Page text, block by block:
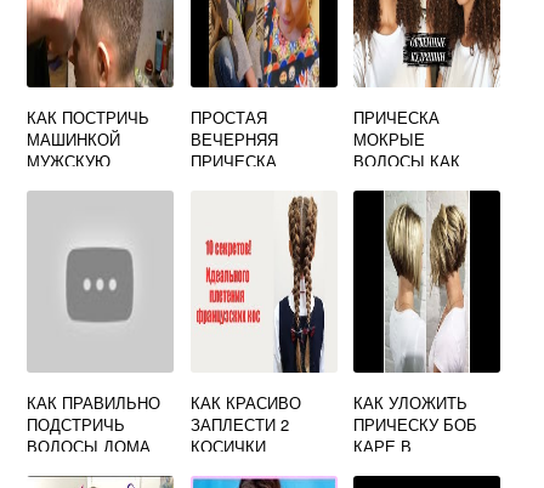
КАК ПОСТРИЧЬ
МАШИНКОЙ
МУЖСКУЮ
ПРОСТАЯ
ВЕЧЕРНЯЯ
ПРИЧЕСКА
ПРИЧЕСКА
МОКРЫЕ
ВОЛОСЫ КАК
КАК ПРАВИЛЬНО
ПОДСТРИЧЬ
ВОЛОСЫ ДОМА
КАК КРАСИВО
ЗАПЛЕСТИ 2
КОСИЧКИ
КАК УЛОЖИТЬ
ПРИЧЕСКУ БОБ
КАРЕ В